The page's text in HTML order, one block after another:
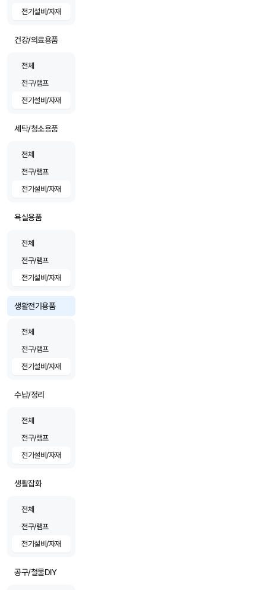
전기설비/자재
건강/의료용품
전체
전구/램프
전기설비/자재
세탁/청소용품
전체
전구/램프
전기설비/자재
욕실용품
전체
전구/램프
전기설비/자재
생활전기용품
전체
전구/램프
전기설비/자재
수납/정리
전체
전구/램프
전기설비/자재
생활잡화
전체
전구/램프
전기설비/자재
공구/철물DIY